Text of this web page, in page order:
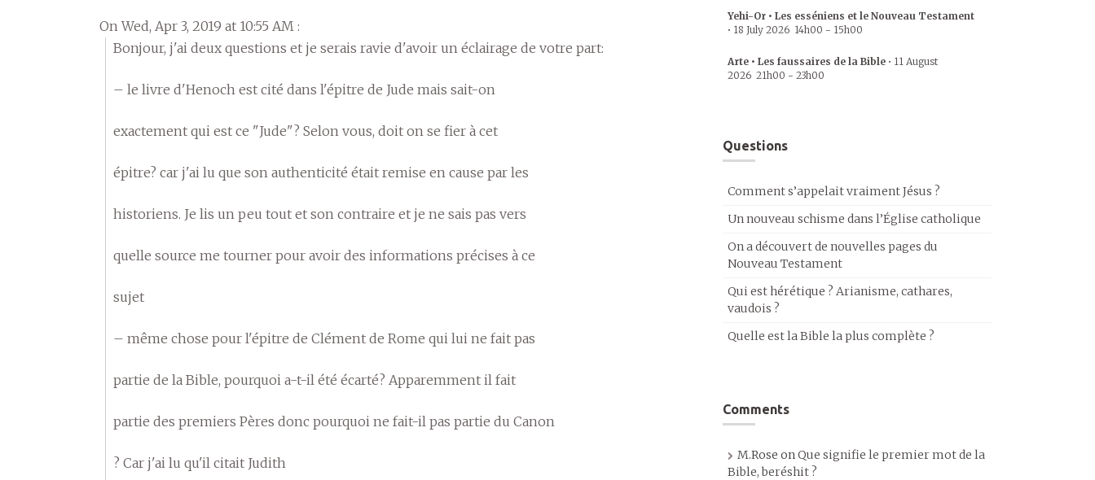
On Wed, Apr 3, 2019 at 10:55 AM :
Bonjour, j'ai deux questions et je serais ravie d'avoir un éclairage de votre part:
– le livre d'Henoch est cité dans l'épitre de Jude mais sait-on
exactement qui est ce "Jude"? Selon vous, doit on se fier à cet
épitre? car j'ai lu que son authenticité était remise en cause par les
historiens. Je lis un peu tout et son contraire et je ne sais pas vers
quelle source me tourner pour avoir des informations précises à ce
sujet
– même chose pour l'épitre de Clément de Rome qui lui ne fait pas
partie de la Bible, pourquoi a-t-il été écarté? Apparemment il fait
partie des premiers Pères donc pourquoi ne fait-il pas partie du Canon
? Car j'ai lu qu'il citait Judith
Yehi-Or • Les esséniens et le Nouveau Testament
• 18 July 2026 14h00 - 15h00
Arte • Les faussaires de la Bible • 11 August
2026 21h00 - 23h00
Questions
Comment s’appelait vraiment Jésus ?
Un nouveau schisme dans l’Église catholique
On a découvert de nouvelles pages du
Nouveau Testament
Qui est hérétique ? Arianisme, cathares,
vaudois ?
Quelle est la Bible la plus complète ?
Comments
M.Rose onQue signifie le premier mot de la
Bible, beréshit ?